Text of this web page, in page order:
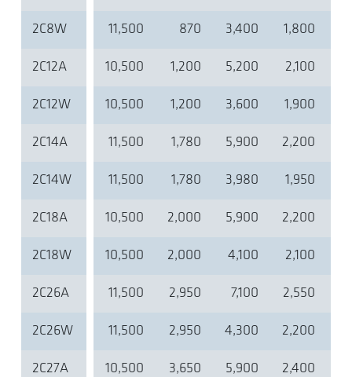
2C8W 11,500 870 3,400 1,800
2C12A 10,500 1,200 5,200 2,100
2C12W 10,500 1,200 3,600 1,900
2C14A 11,500 1,780 5,900 2,200
2C14W 11,500 1,780 3,980 1,950
2C18A 10,500 2,000 5,900 2,200
2C18W 10,500 2,000 4,100 2,100
2C26A 11,500 2,950 7,100 2,550
2C26W 11,500 2,950 4,300 2,200
2C27A 10,500 3,650 5,900 2,400